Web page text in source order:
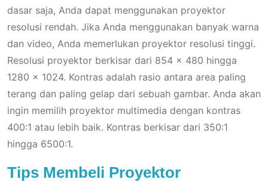
dasar saja, Anda dapat menggunakan proyektor
resolusi rendah. Jika Anda menggunakan banyak warna
dan video, Anda memerlukan proyektor resolusi tinggi.
Resolusi proyektor berkisar dari 854 x 480 hingga
1280 x 1024. Kontras adalah rasio antara area paling
terang dan paling gelap dari sebuah gambar. Anda akan
ingin memilih proyektor multimedia dengan kontras
400:1 atau lebih baik. Kontras berkisar dari 350:1
hingga 6500:1.
Tips Membeli Proyektor